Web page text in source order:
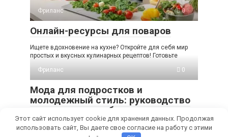
Фриланс 0
Онлайн-ресурсы для поваров
Ищете вдохновение на кухне? Откройте для себя мир
простых и вкусных кулинарных рецептов! Готовьте
Фриланс
0
Мода для подростков и
молодежный стиль: руководство
по монетизации блога
Мечтаешь о модном блоге и доходе? Узнай, как создать
успешный fashion-блог для подростков, привлечь
Этот сайт использует cookie для хранения данных. Продолжая
использовать сайт, Вы даете свое согласие на работу с этими